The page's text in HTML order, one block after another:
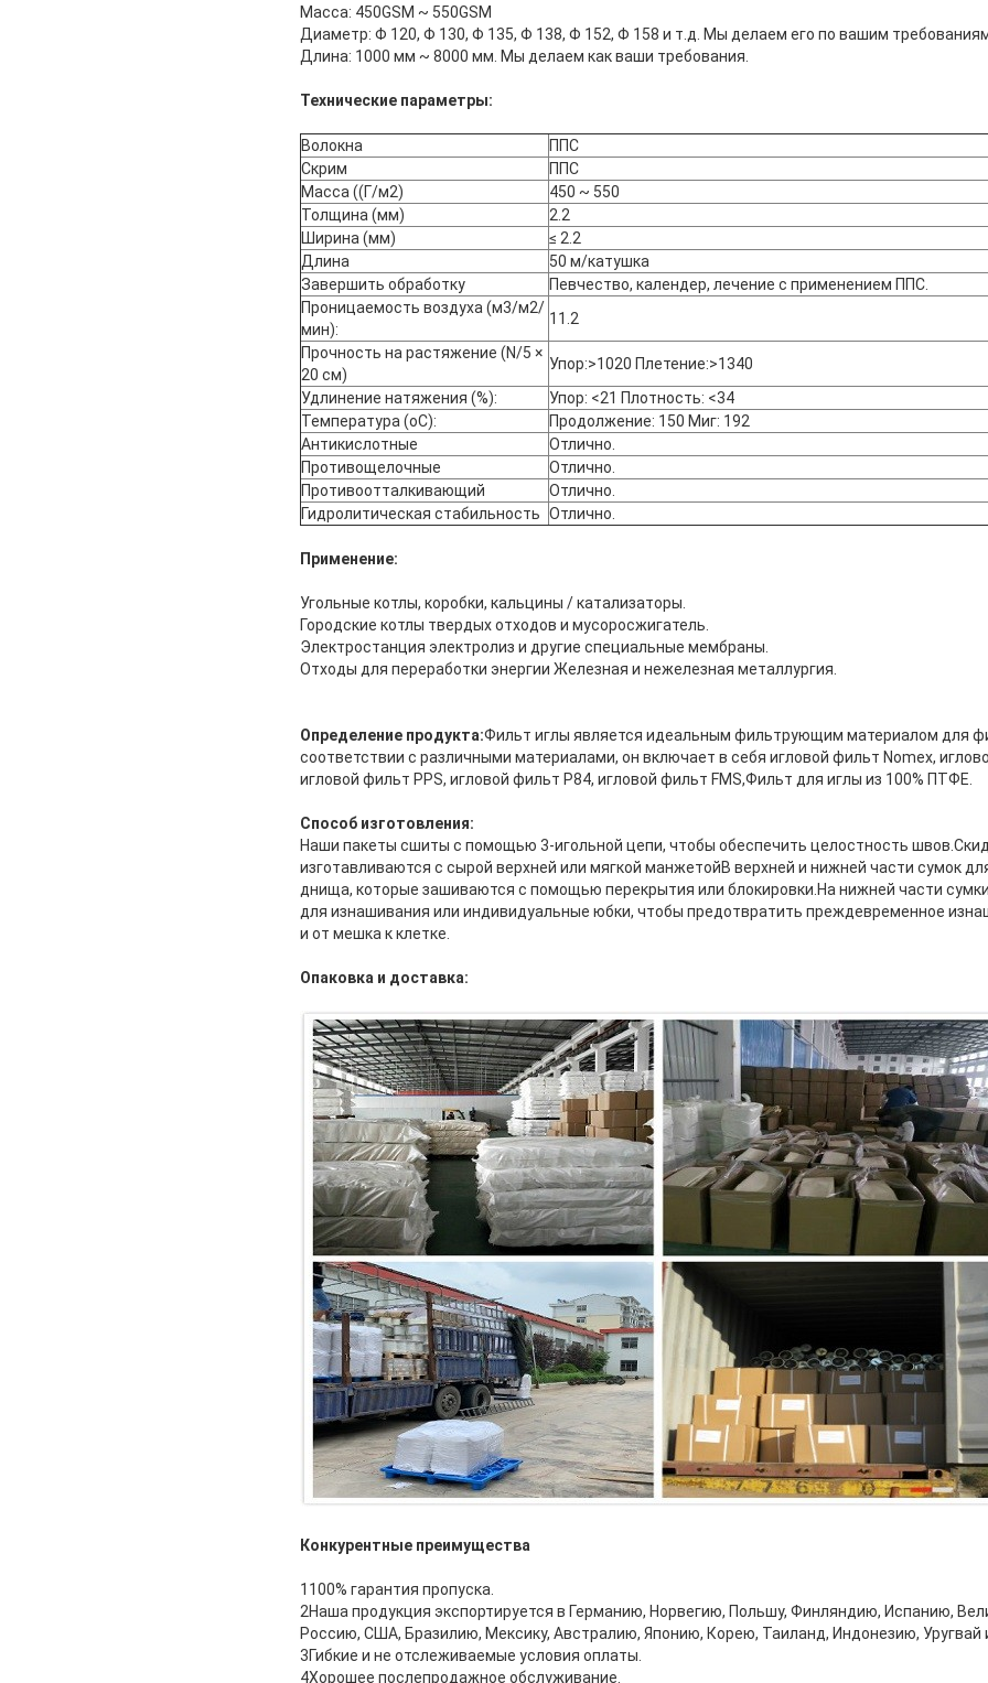
Масса: 450GSM ~ 550GSM
Диаметр: Φ 120, Φ 130, Φ 135, Φ 138, Φ 152, Φ 158 и т.д. Мы делаем его по вашим
Длина: 1000 мм ~ 8000 мм. Мы делаем как ваши требования.
Технические параметры:
Волокна
ППС
Скрим
ППС
Масса ((Г/м2)
450 ~ 550
Толщина (мм)
2.2
Ширина (мм)
≤ 2.2
Длина
50 м/катушка
Завершить обработку
Певчество, календер, лечение с применением ППС.
Проницаемость воздуха (м3/м2/
мин):
11.2
Прочность на растяжение (N/5 ×
20 см)
Упор:>1020 Плетение:>1340
Удлинение натяжения (%):
Упор: <21 Плотность: <34
Температура (oC):
Продолжение: 150 Миг: 192
Антикислотные
Отлично.
Противощелочные
Отлично.
Противоотталкивающий
Отлично.
Гидролитическая стабильность Отлично.
Применение:
Угольные котлы, коробки, кальцины / катализаторы.
Городские котлы твердых отходов и мусоросжигатель.
Электростанция электролиз и другие специальные мембраны.
Отходы для переработки энергии Железная и нежелезная металлургия.
Определение продукта:Фильт иглы является идеальным фильтрующим материалом для
соответствии с различными материалами, он включает в себя игловой фильт Nomex,
игловой фильт PPS, игловой фильт P84, игловой фильт FMS,Фильт для иглы из 100% ПТФЕ.
Способ изготовления:
Наши пакеты сшиты с помощью 3-игольной цепи, чтобы обеспечить целостность
изготавливаются с сырой верхней или мягкой манжетойВ верхней и нижней части сумок
днища, которые зашиваются с помощью перекрытия или блокировки.На нижней части
для изнашивания или индивидуальные юбки, чтобы предотвратить преждевременное
и от мешка к клетке.
Опаковка и доставка:
Конкурентные преимущества
1100% гарантия пропуска.
2Наша продукция экспортируется в Германию, Норвегию, Польшу, Финляндию, Испанию,
Россию, США, Бразилию, Мексику, Австралию, Японию, Корею, Таиланд, Индонезию, Уругвай
3Гибкие и не отслеживаемые условия оплаты.
4Хорошее послепродажное обслуживание.